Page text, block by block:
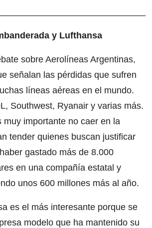
y Lufthansa
sobre Aerolíneas Argentinas,
señalan las pérdidas que sufren
líneas aéreas en el mundo.
Southwest, Ryanair y varias más.
muy importante no caer en la
tender quienes buscan justificar
gastado más de 8.000
en una compañía estatal y
unos 600 millones más al año.
es el más interesante porque se
modelo que ha mantenido su